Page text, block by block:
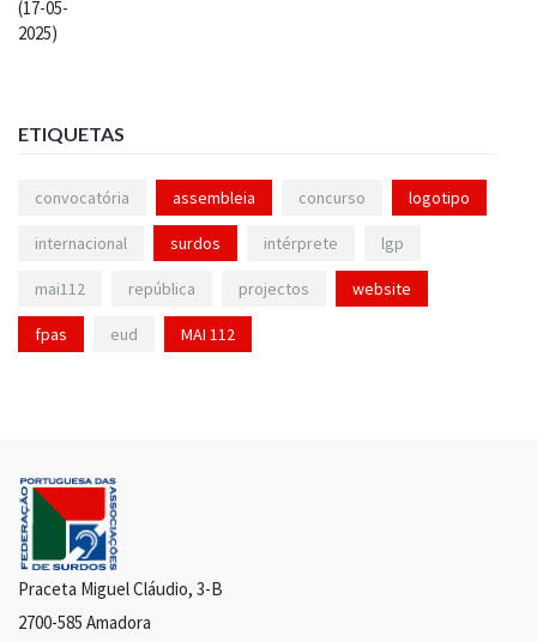
ETIQUETAS
convocatória assembleia concurso logotipo
internacional surdos intérprete lgp
mai112 república projectos website
fpas eud MAI 112
Praceta Miguel Cláudio, 3-B
2700-585 Amadora